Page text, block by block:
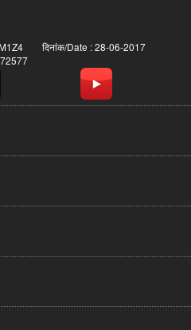
दिनांक/Date : 28-06-2017